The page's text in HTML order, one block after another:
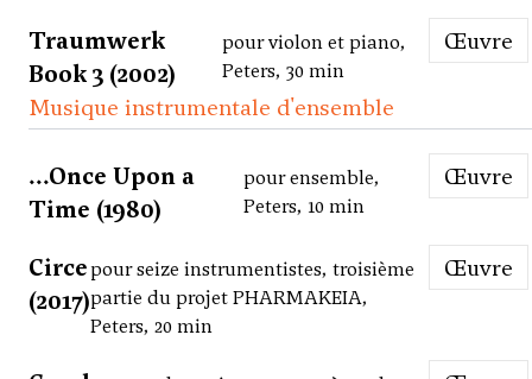
Traumwerk
Book 3 (2002)
pour violon et piano,
Peters, 30 min
Œuvre
Musique instrumentale d'ensemble
...Once Upon a
Time (1980)
pour ensemble,
Peters, 10 min
Œuvre
Circe
(2017)
pour seize instrumentistes, troisième
partie du projet PHARMAKEIA,
Peters, 20 min
Œuvre